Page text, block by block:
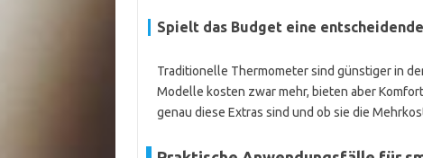
Spielt das Budget eine
Traditionelle Thermometer sind günstiger in
Modelle kosten zwar mehr, bieten aber
genau diese Extras sind und ob sie die